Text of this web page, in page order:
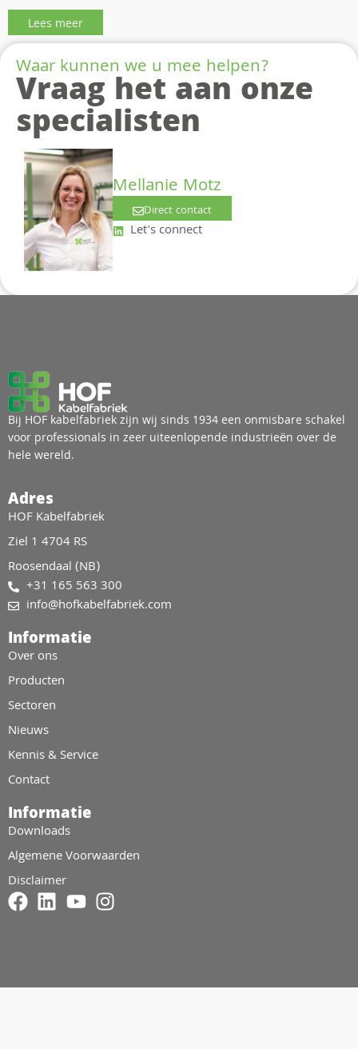
Lees meer
Waar kunnen we u mee helpen?
Vraag het aan onze
specialisten
Mellanie Motz
Direct contact
Let's connect
Bij HOF kabelfabriek zijn wij sinds 1934 een onmisbare schakel
voor professionals in zeer uiteenlopende industrieën over de
hele wereld.
Informatie
Downloads
Algemene Voorwaarden
Disclaimer
Adres
HOF Kabelfabriek
Ziel 1 4704 RS
Roosendaal (NB)
+31 165 563 300
info@hofkabelfabriek.com
Informatie
Over ons
Producten
Sectoren
Nieuws
Kennis & Service
Contact